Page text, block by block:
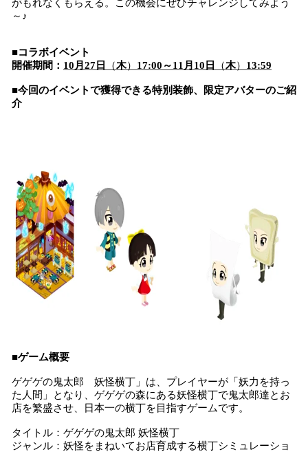
がもれなくもらえる。この機会にぜひチャレンジしてみよう
～♪
■コラボイベント
開催期間： 10 月 27 日 （木） 17:00 ～11 月 10 日 （木） 13:59
■今回のイベントで獲得できる特別装飾、
限定アバターのご紹
介
■ゲーム概要
ゲゲゲの鬼太郎 妖怪横丁」は、プレイヤーが「妖力を持っ
た人間」となり、ゲゲゲの森にある妖怪横丁で鬼太郎達とお
店を繁盛させ、日本一の横丁を目指すゲームです。
タイトル：ゲゲゲの鬼太郎 妖怪横丁
ジャンル：妖怪をまねいてお店育成する横丁シミュレーショ